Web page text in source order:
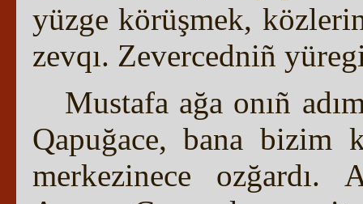
yüzge körüşmek,
zevqı. Zevercedniñ
Mustafa ağa onıñ
Qapuğace, bana bizim
merkezinece ozğardı.